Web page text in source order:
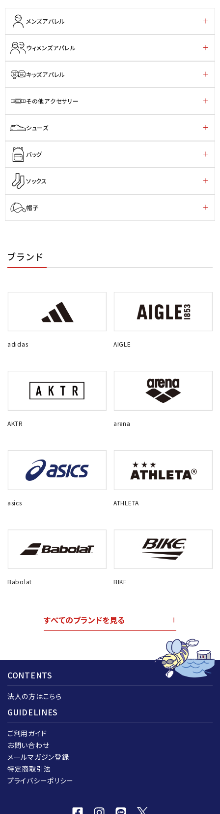
メンズアパレル
ウィメンズアパレル
キッズアパレル
その他アクセサリー
シューズ
バッグ
ソックス
帽子
ブランド
adidas AIGLE
AKTR arena
asics ATHLETA
Babolat BIKE
すべてのブランドを見る
CONTENTS
法人の方はこちら
GUIDELINES
ご利用ガイド
お問い合わせ
メールマガジン登録
特定商取引法
プライバシーポリシー